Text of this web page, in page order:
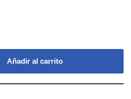
Añadir al carrito